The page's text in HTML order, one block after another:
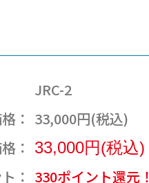
JRC-2
： 33,000円(税込)
： 33,000円(税込)
： 330ポイント還元！